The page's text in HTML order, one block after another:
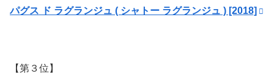
パグス ド ラグランジュ ( シャトー ラグランジュ ) [2018]
【第３位】